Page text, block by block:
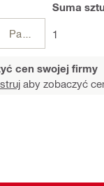
Suma
1
cen swojej firmy
aby zobaczyć